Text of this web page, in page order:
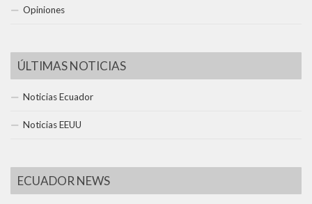
Opiniones
ÚLTIMAS NOTICIAS
Noticias Ecuador
Noticias EEUU
ECUADOR NEWS